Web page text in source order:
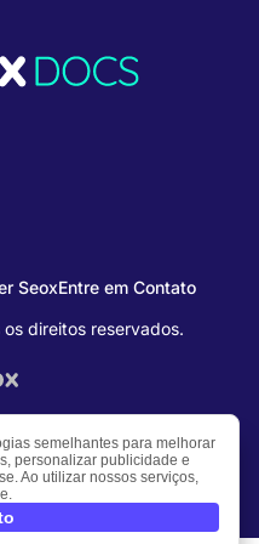
direitos reservados.
SeoxEntre em Contato
semelhantes para melhorar
personalizar publicidade e
Ao utilizar nossos serviços,